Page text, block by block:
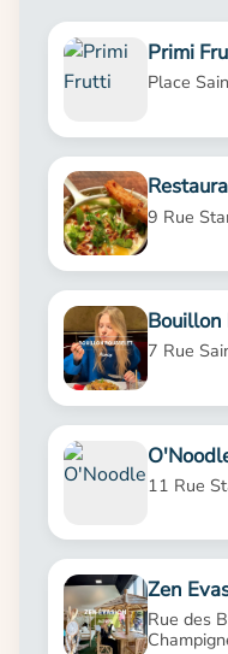
Primi
Place
9 Rue
Bouillon
7 Rue
11 Rue
Zen
Rue des